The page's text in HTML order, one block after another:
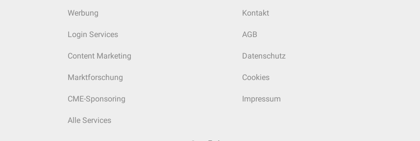
Werbung
Login Services
Content Marketing
Marktforschung
CME-Sponsoring
Alle Services
Kontakt
AGB
Datenschutz
Cookies
Impressum